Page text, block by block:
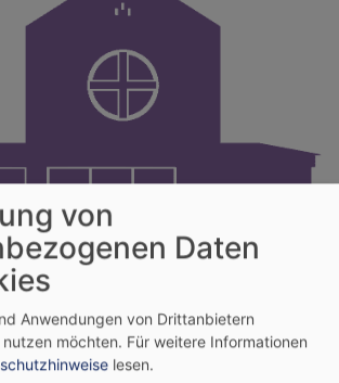
Hof-St. Johannes
von
Daten
Anwendungen von Drittanbietern
möchten. Für weitere Informationen
lesen.